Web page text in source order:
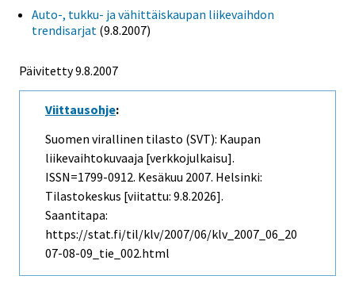
Auto-, tukku- ja vähittäiskaupan liikevaihdon
trendisarjat (9.8.2007)
Päivitetty9.8.2007
Viittausohje:
Suomen virallinen tilasto (SVT): Kaupan
liikevaihtokuvaaja [verkkojulkaisu].
ISSN=1799-0912. Kesäkuu 2007. Helsinki:
Tilastokeskus [viitattu: 9.8.2026].
Saantitapa:
https://stat.fi/til/klv/2007/06/klv_2007_06_20
07-08-09_tie_002.html